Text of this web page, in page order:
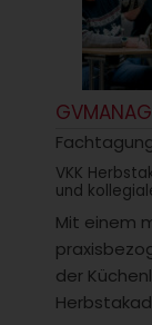
VKK
und
Mit einem
der